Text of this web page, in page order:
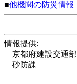
■他機関の防災情報
情報提供:
京都府建設交通部
砂防課